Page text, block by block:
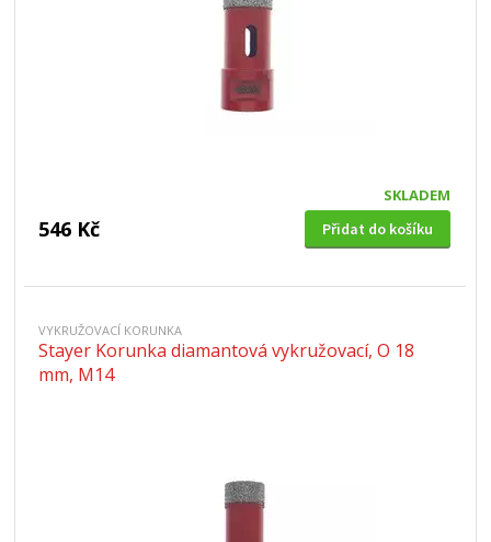
SKLADEM
546 Kč Přidat do košíku
VYKRUŽOVACÍ KORUNKA
Stayer Korunka diamantová vykružovací, O 18
mm, M14